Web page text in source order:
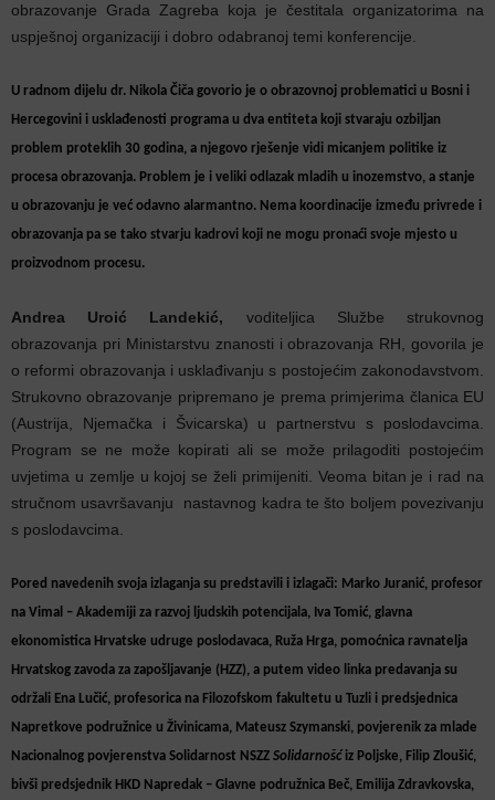
obrazovanje Grada Zagreba koja je čestitala organizatorima na
uspješnoj organizaciji i dobro odabranoj temi konferencije.
U radnom dijelu dr. Nikola Čiča govorio je o obrazovnoj problematici u Bosni i
Hercegovini i usklađenosti programa u dva entiteta koji stvaraju ozbiljan
problem proteklih 30 godina, a njegovo rješenje vidi micanjem politike iz
procesa obrazovanja. Problem je i veliki odlazak mladih u inozemstvo, a stanje
u obrazovanju je već odavno alarmantno. Nema koordinacije između privrede i
obrazovanja pa se tako stvarju kadrovi koji ne mogu pronaći svoje mjesto u
proizvodnom procesu.
Andrea Uroić Landekić, voditeljica Službe strukovnog
obrazovanja pri Ministarstvu znanosti i obrazovanja RH, govorila je
o reformi obrazovanja i usklađivanju s postojećim zakonodavstvom.
Strukovno obrazovanje pripremano je prema primjerima članica EU
(Austrija, Njemačka i Švicarska) u partnerstvu s poslodavcima.
Program se ne može kopirati ali se može prilagoditi postojećim
uvjetima u zemlje u kojoj se želi primijeniti. Veoma bitan je i rad na
stručnom usavršavanju nastavnog kadra te što boljem povezivanju
s poslodavcima.
Pored navedenih svoja izlaganja su predstavili i izlagači: Marko Juranić, profesor
na Vimal – Akademiji za razvoj ljudskih potencijala, Iva Tomić, glavna
ekonomistica Hrvatske udruge poslodavaca, Ruža Hrga, pomoćnica ravnatelja
Hrvatskog zavoda za zapošljavanje (HZZ), a putem video linka predavanja su
održali Ena Lučić, profesorica na Filozofskom fakultetu u Tuzli i predsjednica
Napretkove podružnice u Živinicama, Mateusz Szymanski, povjerenik za mlade
Nacionalnog povjerenstva Solidarnost NSZZ Solidarnošć iz Poljske, Filip Zloušić,
bivši predsjednik HKD Napredak – Glavne podružnica Beč, Emilija Zdravkovska,